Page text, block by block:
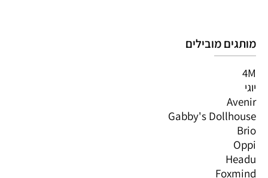
מותגים מובילים
4M
יוגי
Avenir
Gabby's Dollhouse
Brio
Oppi
Headu
Foxmind